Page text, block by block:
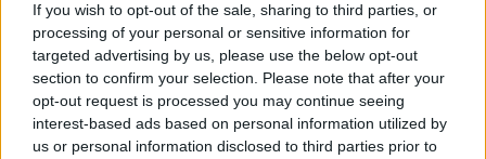
If you wish to opt-out of the sale, sharing to third parties, or
processing of your personal or sensitive information for
targeted advertising by us, please use the below opt-out
section to confirm your selection. Please note that after your
opt-out request is processed you may continue seeing
interest-based ads based on personal information utilized by
us or personal information disclosed to third parties prior to
🎥 /46800x